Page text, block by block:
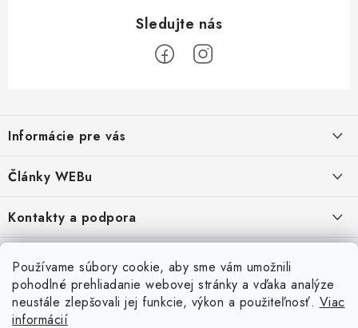
Používame súbory cookie, aby sme vám umožnili
pohodlné prehliadanie webovej stránky a vďaka analýze
neustále zlepšovali jej funkcie, výkon a použiteľnosť. Viac
informácií
p
ä
e
Informácie pre vás
Obchodné podmienky
Moja objednávka
Odstúpenie od zmluvy
Formuláre na stiahnutie
Napíšte nám
Články WEBu
Dôležité oznamy
16.6.2026
Nákup na splátky
23.10.2022
Ako nakupovať
Kontakty a podpora
2.8.2022
Doprava a Platba
4.3.2022
Servisné služby
Servis a služby pre Vás
5.3.2022
Doprava - UPS Doprava - Packeta Splátky - Home Credit